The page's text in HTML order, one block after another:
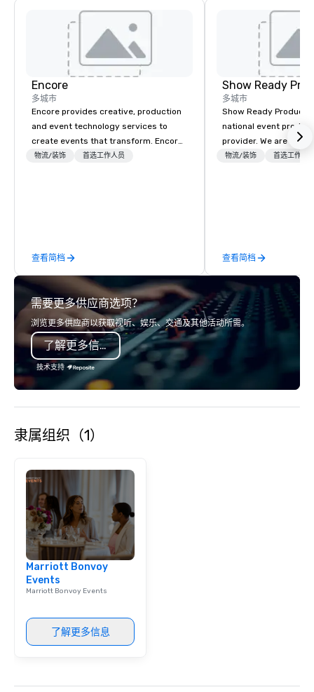
Encore
多城市
Encore provides creative, production
and event technology services to
create events that transform. Encore
creates memorable event experiences
creative, advanced technology,
digital, environmental, staging, and
digital solutions for hybrid, virtual and
in-person events of any type.
物流/装饰 首选工作人员
查看简档
Show Ready
多城市
Show Ready
national event
provider. We are your
production partner
物流/装饰 首选工作人
查看简档
需要更多供应商选项？
浏览更多供应商以获取视听、娱乐、交通及其他活动所需。
了解更多信息
技术支持
隶属组织（1）
Marriott Bonvoy
Events
Marriott Bonvoy Events
了解更多信息